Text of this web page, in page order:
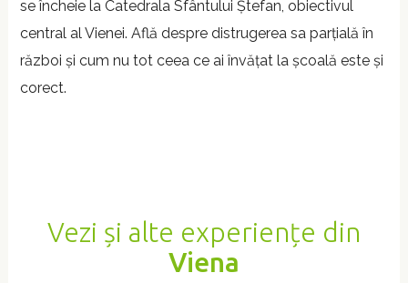
se încheie la Catedrala Sfântului Ștefan, obiectivul
central al Vienei. Află despre distrugerea sa parțială în
război și cum nu tot ceea ce ai învățat la școală este și
corect.
Vezi și alte experiențe din
Viena